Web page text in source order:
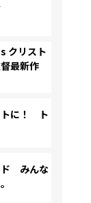
クリスト
最新作
トに！ ト
ド みんな